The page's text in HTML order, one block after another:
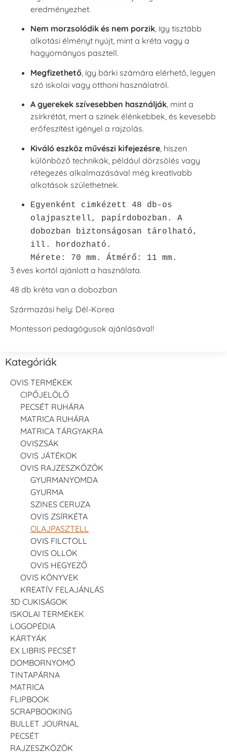
eredményezhet.
Nem morzsolódik és nem porzik, így tisztább
alkotási élményt nyújt, mint a kréta vagy a
hagyományos pasztell.
Megfizethető , így bárki számára elérhető, legyen
szó iskolai vagy otthoni használatról.
A gyerekek szívesebben használják, mint a
zsírkrétát, mert a színek élénkebbek, és kevesebb
erőfeszítést igényel a rajzolás.
Kiváló eszköz művészi kifejezésre , hiszen
különböző technikák, például dörzsölés vagy
rétegezés alkalmazásával még kreatívabb
alkotások születhetnek.
Egyenként cimkézett 48 db-os
olajpasztell, papírdobozban.
A
dobozban biztonságosan tárolható,
ill. hordozható.
Mérete: 70 mm. Átmérő: 11 mm.
3 éves kortól ajánlott a használata.
48 db kréta van a dobozban
Származási hely: Dél-Korea
Montessori pedagógusok ajánlásával!
Kategóriák
OVIS TERMÉKEK
CIPŐJELÖLŐ
PECSÉT RUHÁRA
MATRICA RUHÁRA
MATRICA TÁRGYAKRA
OVISZSÁK
OVIS JÁTÉKOK
OVIS RAJZESZKÖZÖK
GYURMANYOMDA
GYURMA
SZINES CERUZA
OVIS ZSÍRKÉTA
OLAJPASZTELL
OVIS FILCTOLL
OVIS OLLÓK
OVIS HEGYEZŐ
OVIS KÖNYVEK
KREATÍV FELAJÁNLÁS
3D CUKISÁGOK
ISKOLAI TERMÉKEK
LOGOPÉDIA
KÁRTYÁK
EX LIBRIS PECSÉT
DOMBORNYOMÓ
TINTAPÁRNA
MATRICA
FLIPBOOK
SCRAPBOOKING
BULLET JOURNAL
PECSÉT
RAJZESZKÖZÖK